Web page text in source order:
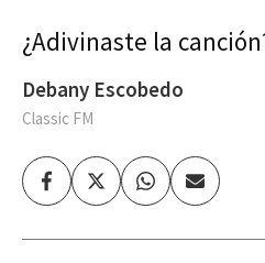
¿Adivinaste la
Debany Escobedo
Classic FM
FacebookTwitterWhatsapp
Enviar
por